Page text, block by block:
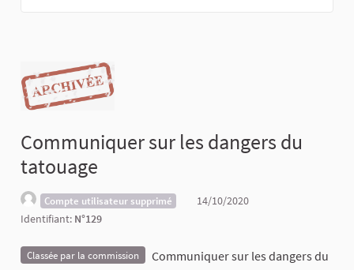
Communiquer sur les dangers du
tatouage
Compte utilisateur supprimé
14/10/2020
Identifiant: N°129
Classée par la commission
Communiquer sur les dangers du